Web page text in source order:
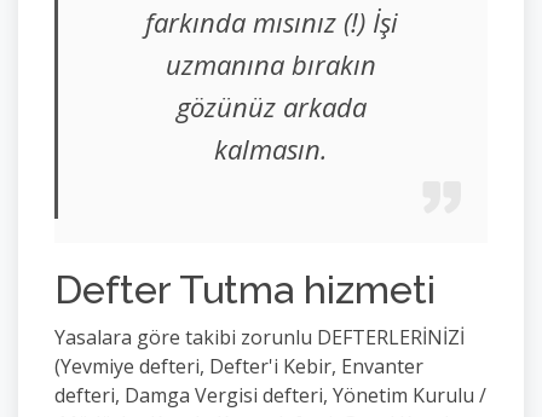
farkında mısınız (!) İşi
uzmanına bırakın
gözünüz arkada
kalmasın.
Defter Tutma hizmeti
Yasalara göre takibi zorunlu DEFTERLERİNİZİ
(Yevmiye defteri, Defter'i Kebir, Envanter
defteri, Damga Vergisi defteri, Yönetim Kurulu /